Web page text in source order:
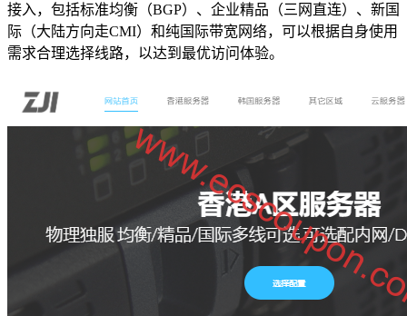
接入，包括标准均衡（BGP）、企业精品（三网直连）、新国
际（大陆方向走CMI）和纯国际带宽网络，可以根据自身使用
需求合理选择线路，以达到最优访问体验。